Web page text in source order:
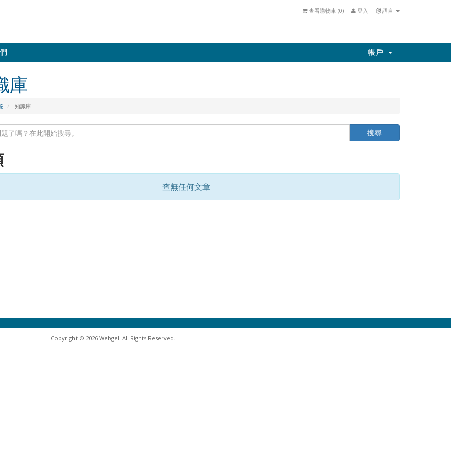
語言
登入
查看購物車 (0)
帳戶
庫
知識庫
查無任何文章
Copyright © 2026 Webgel. All Rights Reserved.